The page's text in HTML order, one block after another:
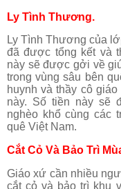
Ly Tình Thương.
Ly Tình Thương của
đã được tổng kết và
này sẽ được gởi về
trong vùng sâu bên
huynh và thầy cô
này. Số tiền này sẽ
nghèo khổ cùng các
quê Việt Nam.
Cắt Cỏ Và Bảo Trì
Giáo xứ cần nhiều
cắt cỏ và bảo trì khu